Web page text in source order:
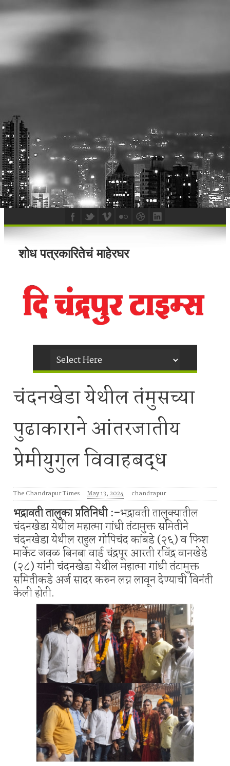
शोध पत्रकारितेचं माहेरघर
चंदनखेडा येथील तंमुसच्या
पुढाकाराने आंतरजातीय
प्रेमीयुगुल विवाहबद्ध
The Chandrapur Times May 13, 2024 chandrapur
भद्रावती तालुका प्रतिनिधी :-भद्रावती तालुक्यातील
चंदनखेडा येथील महात्मा गांधी तंटामुक्त समितीने
चंदनखेडा येथील राहुल गोपिचंद कांबडे (२६) व फिश
मार्केट जवळ बिनबा वार्ड चंद्रपूर आरती रविंद्र वानखेडे
(२८) यांनी चंदनखेडा येथील महात्मा गांधी तंटामुक्त
समितीकडे अर्ज सादर करुन लग्न लावून देण्याची विनंती
केली होती.